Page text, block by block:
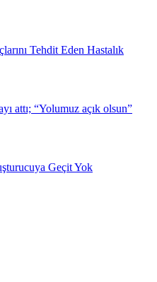
Tehdit Eden Hastalık
attı; “Yolumuz açık olsun”
Geçit Yok